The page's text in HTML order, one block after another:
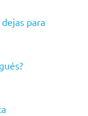
para